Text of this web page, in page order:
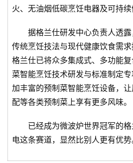
火、无油烟低碳烹饪电器及可持续
据格兰仕研发中心负责人透
传统烹饪技法与现代健康饮食需求
格兰仕已将众多集成式、多功能
菜智能烹饪技术研发与标准制定
加丰富的预制菜智能烹饪设备，
配等各类预制菜上享有更多风味。
已经成为微波炉世界冠军的
电这条赛道，显然比别人更有优势